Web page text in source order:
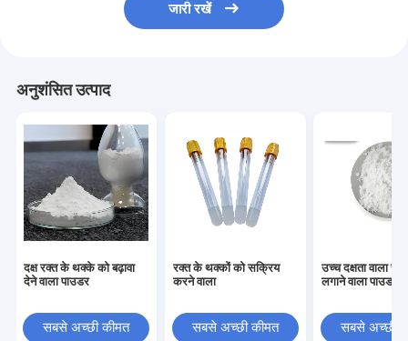
जारी रखें
अनुशंसित उत्पाद
दक्ष रक्त के थक्के को बढ़ावा
देने वाला पाउडर
सबसे अच्छी कीमत
रक्त के थक्कों को सक्रिय
करने वाला
सबसे अच्छी कीमत
उच्च दक्षता वाला
लगाने वाला पाउडर
सबसे अच्छी